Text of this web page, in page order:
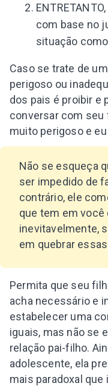
com base no
situação
Caso se trate de
perigoso ou
dos pais é proibir e
conversar com seu
muito perigoso e
Não se esqueça
ser impedido de
contrário, ele
que tem em você
inevitavelmente,
em quebrar
Permita que seu
acha necessário e
estabelecer uma
iguais, mas não se
relação pai-filho.
adolescente, ela
mais paradoxal que